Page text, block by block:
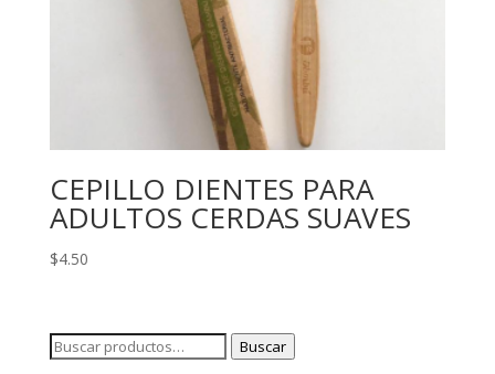
CEPILLO DIENTES PARA
ADULTOS CERDAS SUAVES
$4.50
Buscar
Buscar